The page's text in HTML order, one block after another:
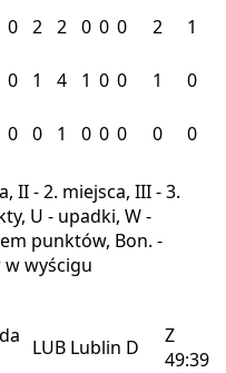
0 2 2 0 0 0 2
1
0 1 4 1 0 0 1
0
0 0 1 0 0 0 0 0
II - 2. miejsca, III - 3.
U - upadki, W -
punktów, Bon. -
w wyścigu
LUB Lublin D
Z
49:39